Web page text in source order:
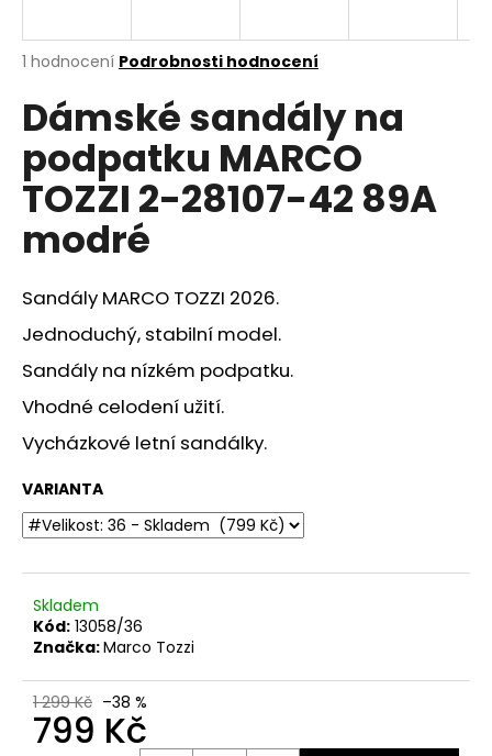
Průměrné
produktu
je
5
hvězdiček.
1 hodnocení Podrobnosti hodnocení
Dámské sandály na
podpatku MARCO
TOZZI 2-28107-42 89A
modré
Sandály MARCO TOZZI 2026.
Jednoduchý, stabilní model.
Sandály na nízkém podpatku.
Vhodné celodení užití.
Vycházkové letní sandálky.
VARIANTA
Skladem
Kód: 13058/36
Značka:Marco Tozzi
1 299 Kč –38 %
799 Kč
j
t
?
D
o
p
o
r
č
u
j
e
m
e
DÁMSKÉ
LAKOVANÉ
SANDÁLY
NA